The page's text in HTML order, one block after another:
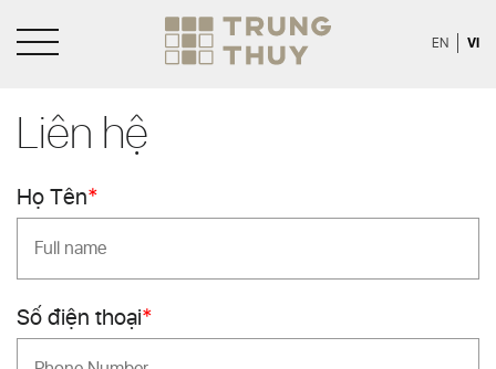
EN VI
Liên hệ
Họ Tên*
Số điện thoại*